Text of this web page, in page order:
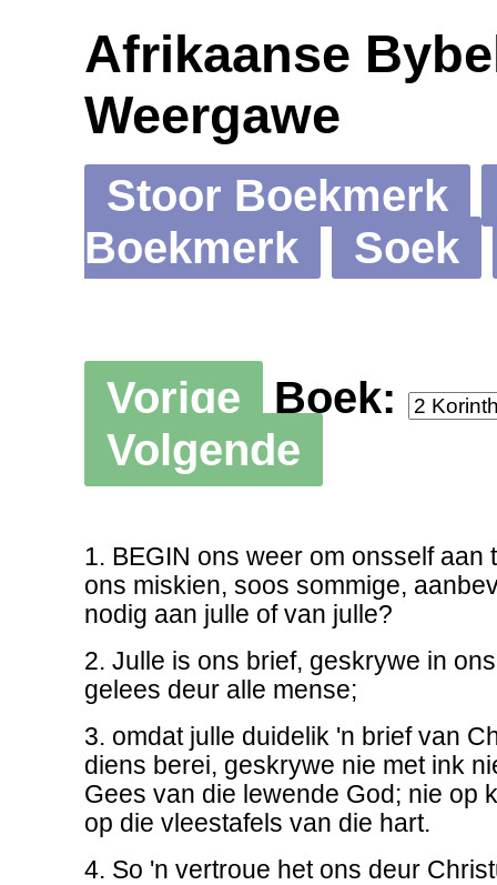
Afrikaanse
Weergawe
Stoor Boekmerk
Boekmerk
Soek
Vorige
Boek:
Volgende
1. BEGIN ons weer om onsself aan
ons miskien, soos sommige,
nodig aan julle of van julle?
2. Julle is ons brief, geskrywe in
gelees deur alle mense;
3. omdat julle duidelik 'n brief van
diens berei, geskrywe nie met ink
Gees van die lewende God; nie op
op die vleestafels van die hart.
4. So 'n vertroue het ons deur